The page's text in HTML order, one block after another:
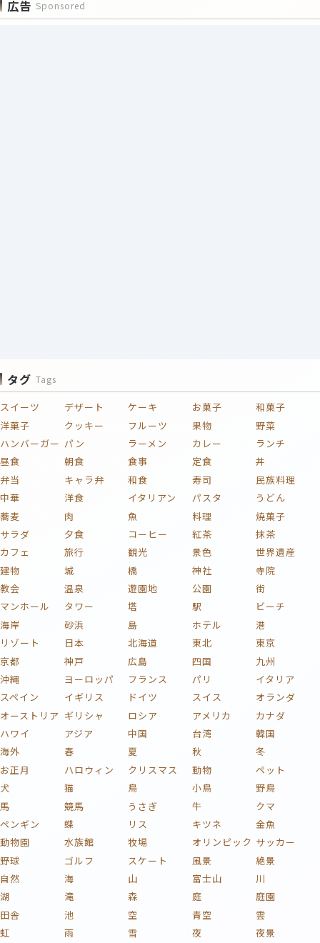
広告 Sponsored
タグ Tags
スイーツ デザート ケーキ お菓子
和菓子
洋菓子
クッキー フルーツ 果物
野菜
ハンバーガー パン ラーメン カレー
ランチ
昼食
朝食 食事 定食
丼
弁当
キャラ弁 和食 寿司
民族料理
中華
洋食 イタリアン パスタ
うどん
蕎麦
肉 魚 料理
焼菓子
サラダ
夕食 コーヒー 紅茶
抹茶
カフェ
旅行 観光 景色
世界遺産
建物
城 橋 神社
寺院
教会
温泉 遊園地 公園
街
マンホール
タワー 塔 駅
ビーチ
海岸
砂浜 島 ホテル
港
リゾート
日本 北海道 東北
東京
京都
神戸 広島 四国
九州
沖縄
ヨーロッパ フランス パリ
イタリア
スペイン
イギリス ドイツ スイス
オランダ
オーストリア ギリシャ ロシア アメリカ
カナダ
ハワイ
アジア 中国 台湾
韓国
海外
春 夏 秋
冬
お正月
ハロウィン クリスマス 動物
ペット
犬
猫 鳥 小鳥
野鳥
馬
競馬 うさぎ 牛
クマ
ペンギン
蝶 リス キツネ
金魚
動物園
水族館 牧場 オリンピック サッカー
野球
ゴルフ スケート 風景
絶景
自然
海 山 富士山
川
湖
滝 森 庭
庭園
田舎
池 空 青空
雲
虹
雨 雪 夜
夜景